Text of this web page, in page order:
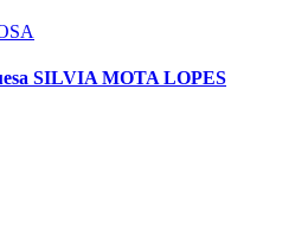
SILVIA MOTA LOPES